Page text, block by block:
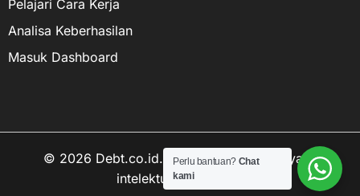
Pelajari Cara Kerja
Analisa Keberhasilan
Masuk Dashboard
© 2026 Debt.co.id. Hak cipta data kekayaan
intelektual dilindungi.
Perlu bantuan? Chat
kami